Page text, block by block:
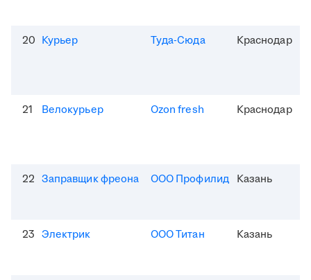
20 Курьер Туда-Сюда Краснодар
21 Велокурьер Ozon fresh Краснодар
22 Заправщик фреона ООО Профилид Казань
23 Электрик ООО Титан Казань